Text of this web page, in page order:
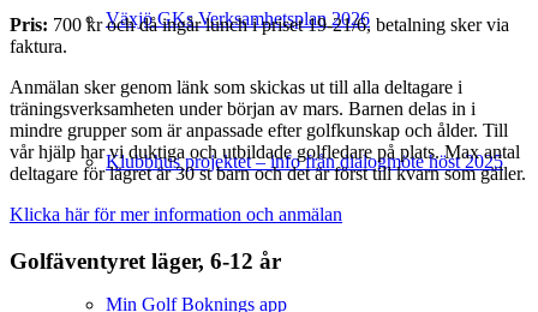
Växjö GKs Verksamhetsplan 2026
Klubbhus projektet – info från dialogmöte höst 2025
Min Golf Boknings app
Pris: 700 kr och då ingår lunch i priset 19-21/6, betalning sker via
faktura.
Anmälan sker genom länk som skickas ut till alla deltagare i
träningsverksamheten under början av mars. Barnen delas in i
mindre grupper som är anpassade efter golfkunskap och ålder. Till
vår hjälp har vi duktiga och utbildade golfledare på plats. Max antal
deltagare för lägret är 30 st barn och det är först till kvarn som gäller.
Klicka här för mer information och anmälan
Golfäventyret läger, 6-12 år